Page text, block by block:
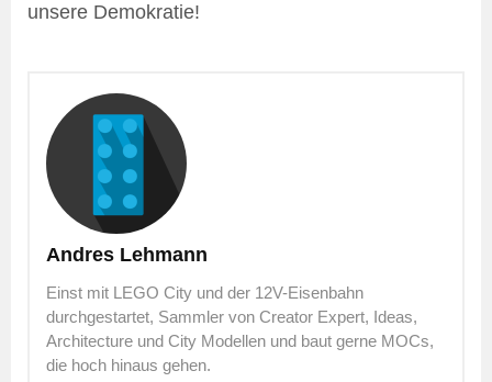
unsere Demokratie!
Andres Lehmann
Einst mit LEGO City und der 12V-Eisenbahn
durchgestartet, Sammler von Creator Expert, Ideas,
Architecture und City Modellen und baut gerne MOCs,
die hoch hinaus gehen.